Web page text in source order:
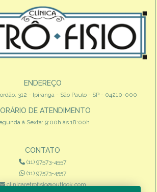
ENDEREÇO
312 - Ipiranga - São Paulo - SP - 04210-000
DE ATENDIMENTO
à Sexta: 9:00h às 18:00h
CONTATO
(11) 97573-4557
(11) 97573-4557
clinicaretrofisio@outlook.com